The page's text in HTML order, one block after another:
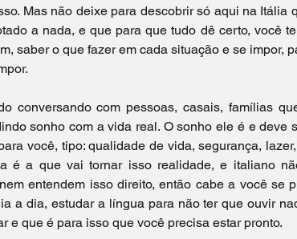
Mas não deixe para descobrir só aqui na Itália
a nada, e que para que tudo dê certo, você
saber o que fazer em cada situação e se impor,
conversando com pessoas, casais, famílias
sonho com a vida real. O sonho ele é e deve
você, tipo: qualidade de vida, segurança,
é a que vai tornar isso realidade, e italiano
entendem isso direito, então cabe a você se
a dia, estudar a língua para não ter que ouvir
e que é para isso que você precisa estar pronto.